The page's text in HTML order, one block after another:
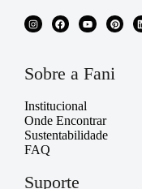
Sobre a Fani
Institucional
Onde Encontrar
Sustentabilidade
FAQ
Suporte